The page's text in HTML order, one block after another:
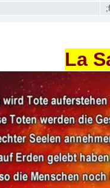
La